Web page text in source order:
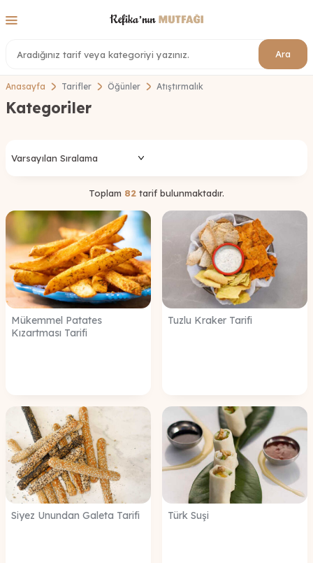
Ara
Anasayfa Tarifler Öğünler Atıştırmalık
Kategoriler
Toplam 82 tarif bulunmaktadır.
Mükemmel Patates
Kızartması Tarifi
Tuzlu Kraker Tarifi
Siyez Unundan Galeta Tarifi Türk Suşi